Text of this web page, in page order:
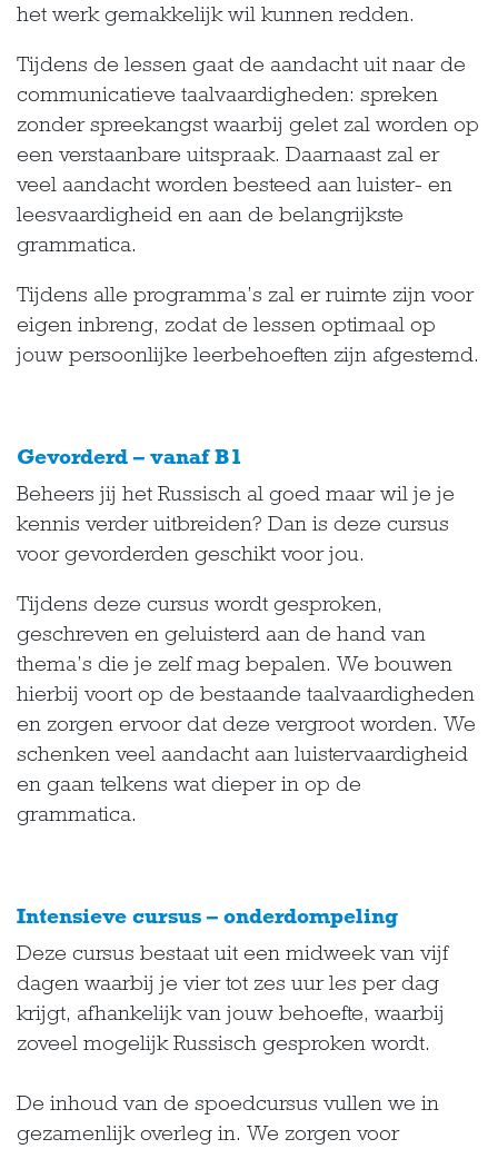
het werk gemakkelijk wil kunnen redden.
Tijdens de lessen gaat de aandacht uit naar de
communicatieve taalvaardigheden: spreken
zonder spreekangst waarbij gelet zal worden op
een verstaanbare uitspraak. Daarnaast zal er
veel aandacht worden besteed aan luister- en
leesvaardigheid en aan de belangrijkste
grammatica.
Tijdens alle programma’s zal er ruimte zijn voor
eigen inbreng, zodat de lessen optimaal op
jouw persoonlijke leerbehoeften zijn afgestemd.
Gevorderd – vanaf B1
Beheers jij het Russisch al goed maar wil je je
kennis verder uitbreiden? Dan is deze cursus
voor gevorderden geschikt voor jou.
Tijdens deze cursus wordt gesproken,
geschreven en geluisterd aan de hand van
thema’s die je zelf mag bepalen. We bouwen
hierbij voort op de bestaande taalvaardigheden
en zorgen ervoor dat deze vergroot worden. We
schenken veel aandacht aan luistervaardigheid
en gaan telkens wat dieper in op de
grammatica.
Intensieve cursus – onderdompeling
Deze cursus bestaat uit een midweek van vijf
dagen waarbij je vier tot zes uur les per dag
krijgt, afhankelijk van jouw behoefte, waarbij
zoveel mogelijk Russisch gesproken wordt.
De inhoud van de spoedcursus vullen we in
gezamenlijk overleg in. We zorgen voor